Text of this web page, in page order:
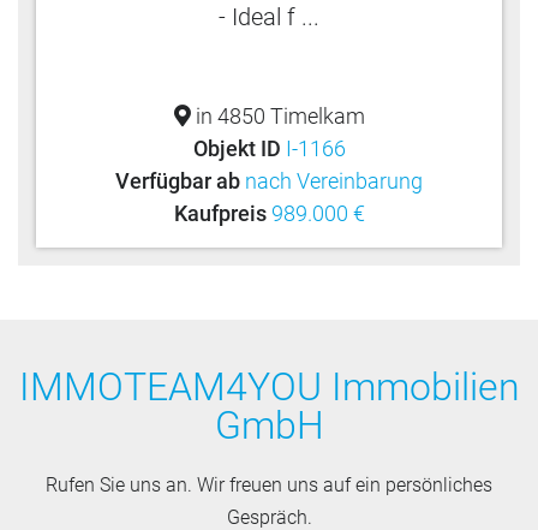
- Ideal f ...
in 4850 Timelkam
Objekt ID I-1166
Verfügbar ab nach Vereinbarung
Kaufpreis 989.000 €
IMMOTEAM4YOU Immobilien
GmbH
Rufen Sie uns an. Wir freuen uns auf ein persönliches
Gespräch.